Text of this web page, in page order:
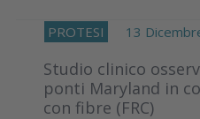
PROTESI 13
Studio clinico
ponti Maryland in
con fibre (FRC)